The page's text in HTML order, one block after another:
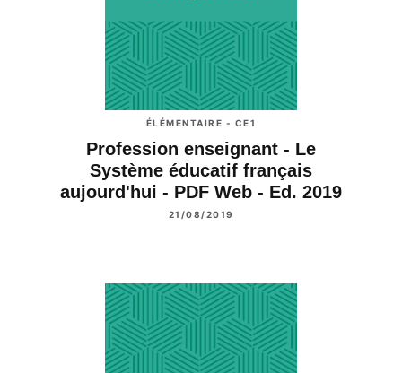
ÉLÉMENTAIRE - CE1
Profession enseignant - Le
Système éducatif français
aujourd'hui - PDF Web - Ed. 2019
21/08/2019